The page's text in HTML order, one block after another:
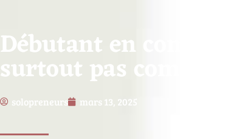
Débutant en
surtout pas commettre
solopreneurs mars 13, 2025